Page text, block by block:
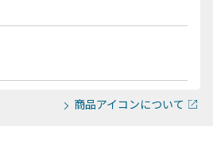
商品アイコンについて